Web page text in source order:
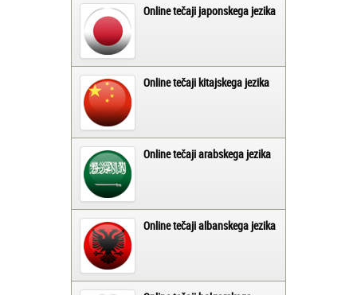
Online tečaji japonskega jezika
Online tečaji kitajskega jezika
Online tečaji arabskega jezika
Online tečaji albanskega jezika